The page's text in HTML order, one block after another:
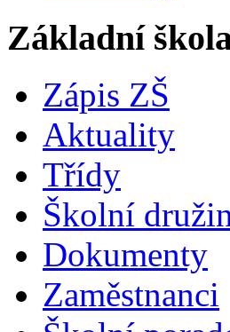
Základní
Zápis ZŠ
Aktuality
Třídy
Školní
Dokumenty
Zaměstnanci